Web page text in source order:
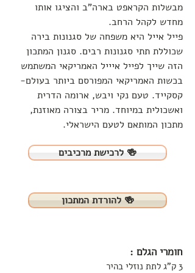
מבשלות הקראפט בארה"ב והציגו אותו
מחדש לקהל הרחב.
פייל אייל היא משפחה של סגנונות בירה
שכוללת תתי סגנונות רבים. סגנון המתכון
הזה שייך לפייל איייל האמריקאי המשתמש
בכשות האמריקאי המפורסם ביותר בעולם-
קסקייד. טעם נקי ויבש, ארומה הדרית
ואשכולית במיוחד. מריר בצורה מאוזנת,
מתכון המותאם לטעם הישראלי.
לרכישת מרכיבים 🍻
להורדת המתכון 🍻
חומרי הגלם :
3 ק"ג לתת נוזלי בהיר